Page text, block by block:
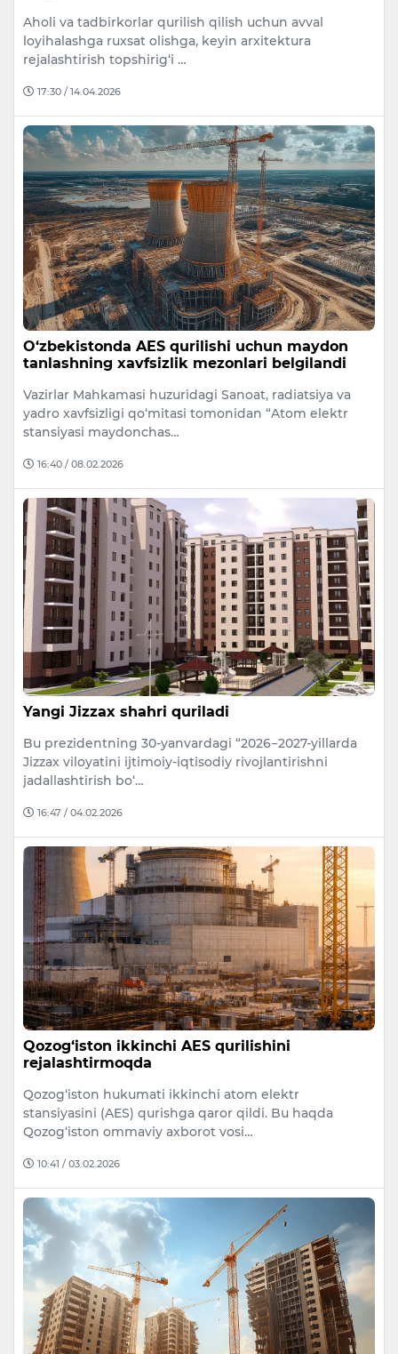
Aholi va tadbirkorlar qurilish qilish uchun avval
loyihalashga ruxsat olishga, keyin arxitektura
rejalashtirish topshirig‘i …
17:30 / 14.04.2026
O‘zbekistonda AES qurilishi uchun maydon
tanlashning xavfsizlik mezonlari belgilandi
Vazirlar Mahkamasi huzuridagi Sanoat, radiatsiya va
yadro xavfsizligi qo‘mitasi tomonidan “Atom elektr
stansiyasi maydonchas…
16:40 / 08.02.2026
Yangi Jizzax shahri quriladi
Bu prezidentning 30-yanvardagi “2026−2027-yillarda
Jizzax viloyatini ijtimoiy-iqtisodiy rivojlantirishni
jadallashtirish bo‘…
16:47 / 04.02.2026
Qozog‘iston ikkinchi AES qurilishini
rejalashtirmoqda
Qozog‘iston hukumati ikkinchi atom elektr
stansiyasini (AES) qurishga qaror qildi. Bu haqda
Qozog‘iston ommaviy axborot vosi…
10:41 / 03.02.2026